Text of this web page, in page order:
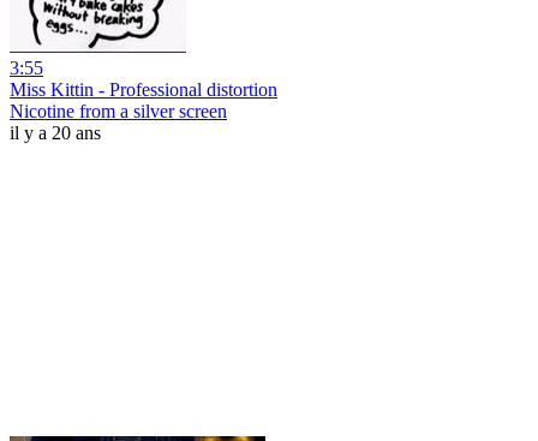
3:55
Miss Kittin - Professional distortion
Nicotine from a silver screen
il y a 20 ans